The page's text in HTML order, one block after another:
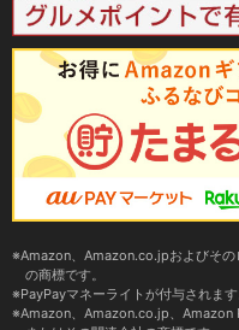
Amazon、Amazon.co.jpおよびそ
の商標です。
PayPayマネーライトが付与されま
Amazon、Amazon.co.jp、Amazon